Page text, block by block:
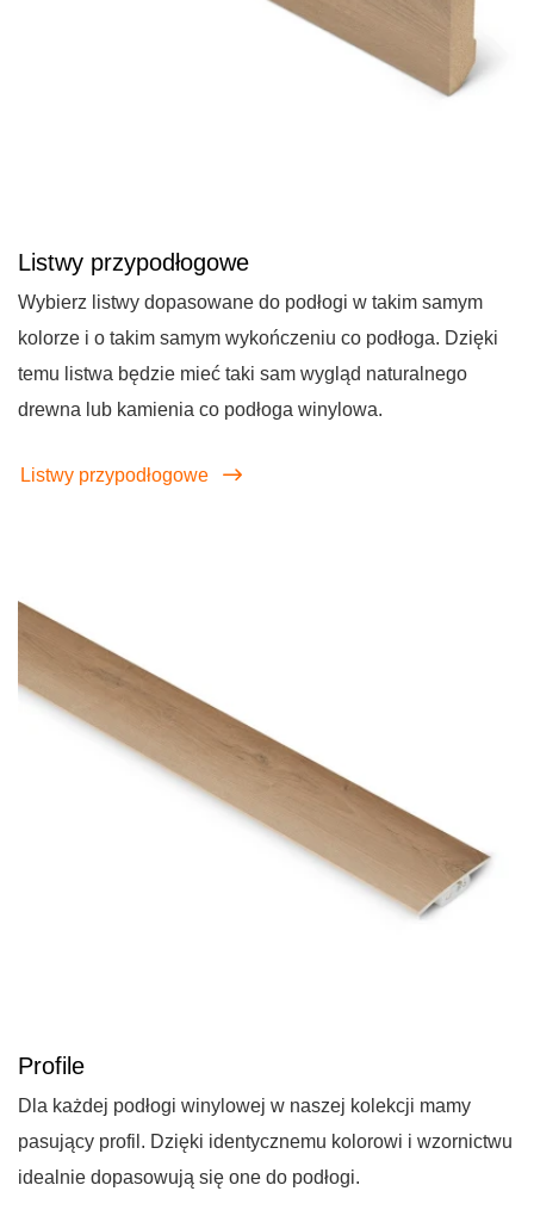
Listwy przypodłogowe
Wybierz listwy dopasowane do podłogi w takim samym
kolorze i o takim samym wykończeniu co podłoga. Dzięki
temu listwa będzie mieć taki sam wygląd naturalnego
drewna lub kamienia co podłoga winylowa.
Listwy przypodłogowe
Profile
Dla każdej podłogi winylowej w naszej kolekcji mamy
pasujący profil. Dzięki identycznemu kolorowi i wzornictwu
idealnie dopasowują się one do podłogi.